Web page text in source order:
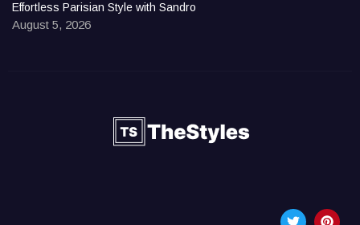
Effortless Parisian Style with Sandro
August 5, 2026